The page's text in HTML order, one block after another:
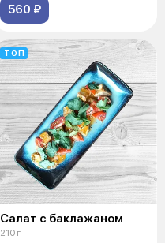
560 ₽
ТОП
Салат с баклажаном
210 г